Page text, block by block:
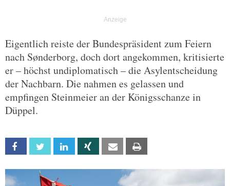
Eigentlich reiste der Bundespräsident zum Feiern
nach Sønderborg, doch dort angekommen, kritisierte
er – höchst undiplomatisch – die Asylentscheidung
der Nachbarn. Die nahmen es gelassen und
empfingen Steinmeier an der Königsschanze in
Düppel.
Facebook Twitter Linkedin Xing Email